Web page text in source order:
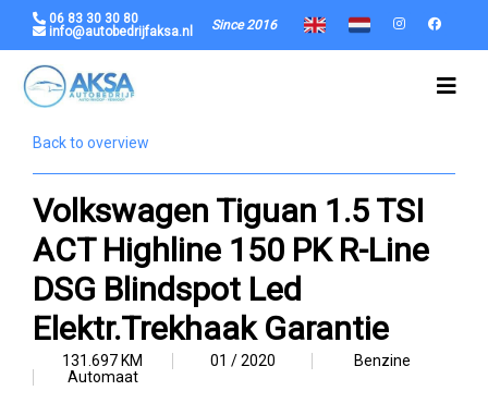
06 83 30 30 80
info@autobedrijfaksa.nl
Since 2016
Back to overview
Volkswagen Tiguan 1.5 TSI
ACT Highline 150 PK R-Line
DSG Blindspot Led
Elektr.Trekhaak Garantie
131.697 KM 01 / 2020
Benzine
Automaat